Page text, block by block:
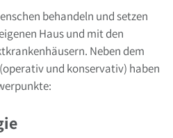
behandeln und setzen
Haus und mit den
Neben dem
und konservativ) haben